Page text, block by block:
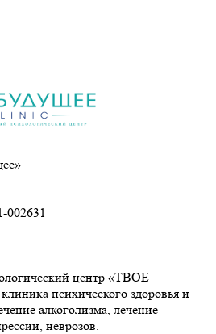
центр «ТВОЕ
психического здоровья и
алкоголизма, лечение
неврозов.